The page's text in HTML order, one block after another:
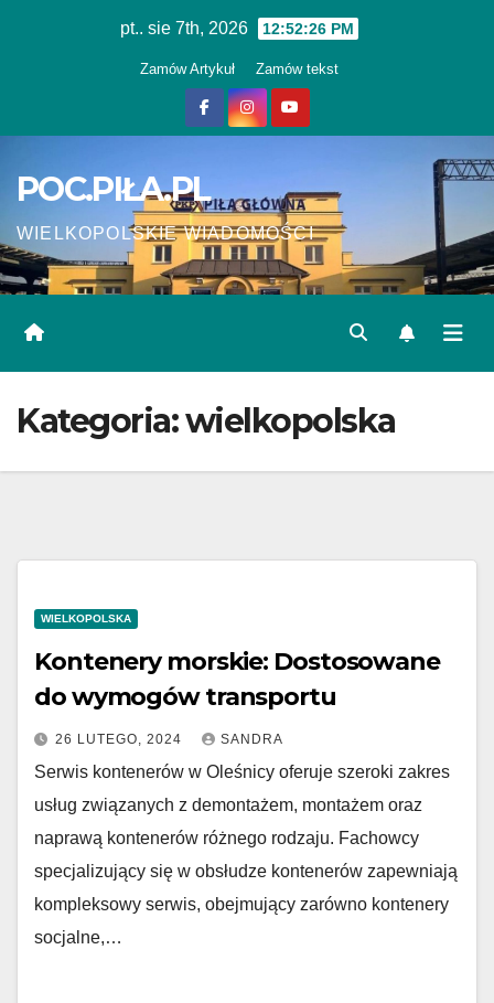
pt.. sie 7th, 2026 12:52:27 PM
Zamów Artykuł Zamów tekst
POC.PIŁA.PL
WIELKOPOLSKIE WIADOMOŚCI
Kategoria:wielkopolska
WIELKOPOLSKA
Kontenery morskie: Dostosowane
do wymogów transportu
26 LUTEGO, 2024 SANDRA
Serwis kontenerów w Oleśnicy oferuje szeroki zakres
usług związanych z demontażem, montażem oraz
naprawą kontenerów różnego rodzaju. Fachowcy
specjalizujący się w obsłudze kontenerów zapewniają
kompleksowy serwis, obejmujący zarówno kontenery
socjalne,…